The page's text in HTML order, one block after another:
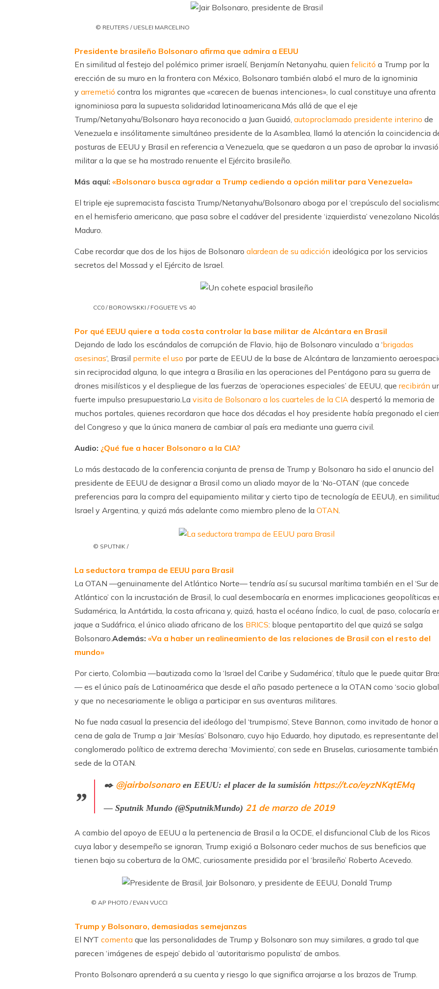
© REUTERS / UESLEI MARCELINO
Presidente brasileño Bolsonaro afirma que admira a EEUU
En similitud al festejo del polémico primer israelí, Benjamín Netanyahu, quien felicitó a Trump por la
erección de su muro en la frontera con México, Bolsonaro también alabó el muro de la ignominia
y arremetió contra los migrantes que «carecen de buenas intenciones», lo cual constituye una afrenta
ignominiosa para la supuesta solidaridad latinoamericana.Más allá de que el eje
Trump/Netanyahu/Bolsonaro haya reconocido a Juan Guaidó, autoproclamado presidente interino de
Venezuela e insólitamente simultáneo presidente de la Asamblea, llamó la atención la coincidencia
posturas de EEUU y Brasil en referencia a Venezuela, que se quedaron a un paso de aprobar la
militar a la que se ha mostrado renuente el Ejército brasileño.
Más aquí: «Bolsonaro busca agradar a Trump cediendo a opción militar para Venezuela»
El triple eje supremacista fascista Trump/Netanyahu/Bolsonaro aboga por el ‘crepúsculo del
en el hemisferio americano, que pasa sobre el cadáver del presidente ‘izquierdista’ venezolano Nicolás
Maduro.
Cabe recordar que dos de los hijos de Bolsonaro alardean de su adicción ideológica por los servicios
secretos del Mossad y el Ejército de Israel.
CC0 / BOROWSKKI / FOGUETE VS 40
Por qué EEUU quiere a toda costa controlar la base militar de Alcántara en Brasil
Dejando de lado los escándalos de corrupción de Flavio, hijo de Bolsonaro vinculado a ‘brigadas
asesinas‘, Brasil permite el uso por parte de EEUU de la base de Alcántara de lanzamiento
sin reciprocidad alguna, lo que integra a Brasilia en las operaciones del Pentágono para su guerra de
drones misilísticos y el despliegue de las fuerzas de ‘operaciones especiales’ de EEUU, que recibirán
fuerte impulso presupuestario.La visita de Bolsonaro a los cuarteles de la CIA despertó la memoria de
muchos portales, quienes recordaron que hace dos décadas el hoy presidente había pregonado el
del Congreso y que la única manera de cambiar al país era mediante una guerra civil.
Audio: ¿Qué fue a hacer Bolsonaro a la CIA?
Lo más destacado de la conferencia conjunta de prensa de Trump y Bolsonaro ha sido el anuncio del
presidente de EEUU de designar a Brasil como un aliado mayor de la ‘No-OTAN’ (que concede
preferencias para la compra del equipamiento militar y cierto tipo de tecnología de EEUU), en
Israel y Argentina, y quizá más adelante como miembro pleno de la OTAN.
© SPUTNIK /
La seductora trampa de EEUU para Brasil
La OTAN —genuinamente del Atlántico Norte— tendría así su sucursal marítima también en el ‘Sur
Atlántico’ con la incrustación de Brasil, lo cual desembocaría en enormes implicaciones geopolíticas
Sudamérica, la Antártida, la costa africana y, quizá, hasta el océano Índico, lo cual, de paso, colocaría
jaque a Sudáfrica, el único aliado africano de los BRICS: bloque pentapartito del que quizá se salga
Bolsonaro. Además: «Va a haber un realineamiento de las relaciones de Brasil con el resto del
mundo»
Por cierto, Colombia —bautizada como la ‘Israel del Caribe y Sudamérica’, título que le puede quitar
— es el único país de Latinoamérica que desde el año pasado pertenece a la OTAN como ‘socio
y que no necesariamente le obliga a participar en sus aventuras militares.
No fue nada casual la presencia del ideólogo del ‘trumpismo’, Steve Bannon, como invitado de honor
cena de gala de Trump a Jair ‘Mesías’ Bolsonaro, cuyo hijo Eduardo, hoy diputado, es representante del
conglomerado político de extrema derecha ‘Movimiento’, con sede en Bruselas, curiosamente también
sede de la OTAN.
✒️ @jairbolsonaroen EEUU: el placer de la sumisión https://t.co/eyzNKqtEMq
— Sputnik Mundo (@SputnikMundo) 21 de marzo de 2019
A cambio del apoyo de EEUU a la pertenencia de Brasil a la OCDE, el disfuncional Club de los Ricos
cuya labor y desempeño se ignoran, Trump exigió a Bolsonaro ceder muchos de sus beneficios que
tienen bajo su cobertura de la OMC, curiosamente presidida por el ‘brasileño’ Roberto Acevedo.
© AP PHOTO / EVAN VUCCI
Trump y Bolsonaro, demasiadas semejanzas
El NYT comenta que las personalidades de Trump y Bolsonaro son muy similares, a grado tal que
parecen ‘imágenes de espejo’ debido al ‘autoritarismo populista’ de ambos.
Pronto Bolsonaro aprenderá a su cuenta y riesgo lo que significa arrojarse a los brazos de Trump.